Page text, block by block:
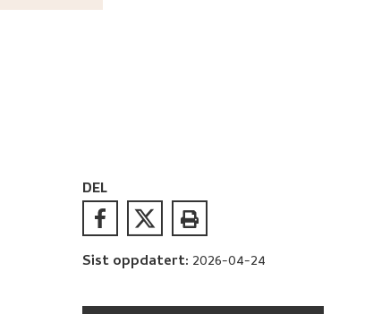
DEL
Sist oppdatert: 2026-04-24